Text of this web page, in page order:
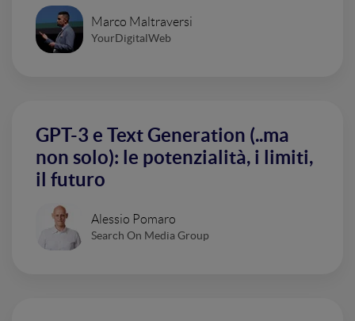
Marco Maltraversi
YourDigitalWeb
GPT-3 e Text Generation (..ma
non solo): le potenzialità, i limiti,
il futuro
Alessio Pomaro
Search On Media Group